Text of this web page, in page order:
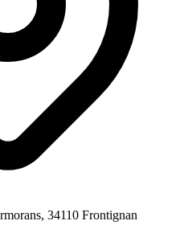
, 34110 Frontignan